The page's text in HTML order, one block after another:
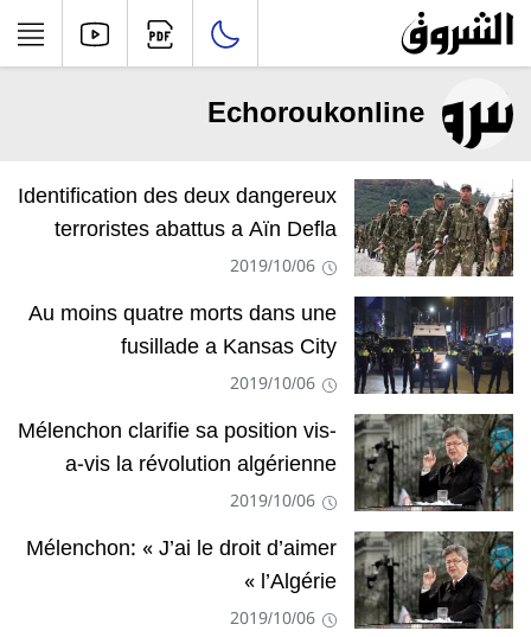
Echoroukonline
Identification des deux dangereux
terroristes abattus a Aïn Defla
2019/10/06
Au moins quatre morts dans une
fusillade a Kansas City
2019/10/06
Mélenchon clarifie sa position vis-
a-vis la révolution algérienne
2019/10/06
Mélenchon: « J’ai le droit d’aimer
l’Algérie »
2019/10/06